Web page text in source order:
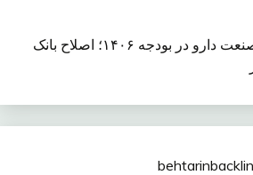
تسویه بدهی‌های صنعت دارو در بودجه ۱۴۰۶؛ اصلاح بانک